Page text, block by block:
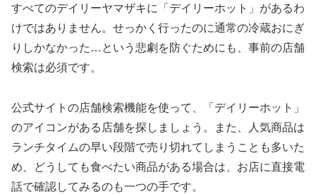
すべてのデイリーヤマザキに「デイリーホット」があるわ
けではありません。せっかく行ったのに通常の冷蔵おにぎ
りしかなかった…という悲劇を防ぐためにも、事前の店舗
検索は必須です。
公式サイトの店舗検索機能を使って、「デイリーホット」
のアイコンがある店舗を探しましょう。また、人気商品は
ランチタイムの早い段階で売り切れてしまうことも多いた
め、どうしても食べたい商品がある場合は、お店に直接電
話で確認してみるのも一つの手です。